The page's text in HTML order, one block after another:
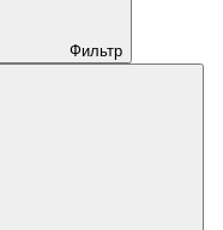
Фильтр